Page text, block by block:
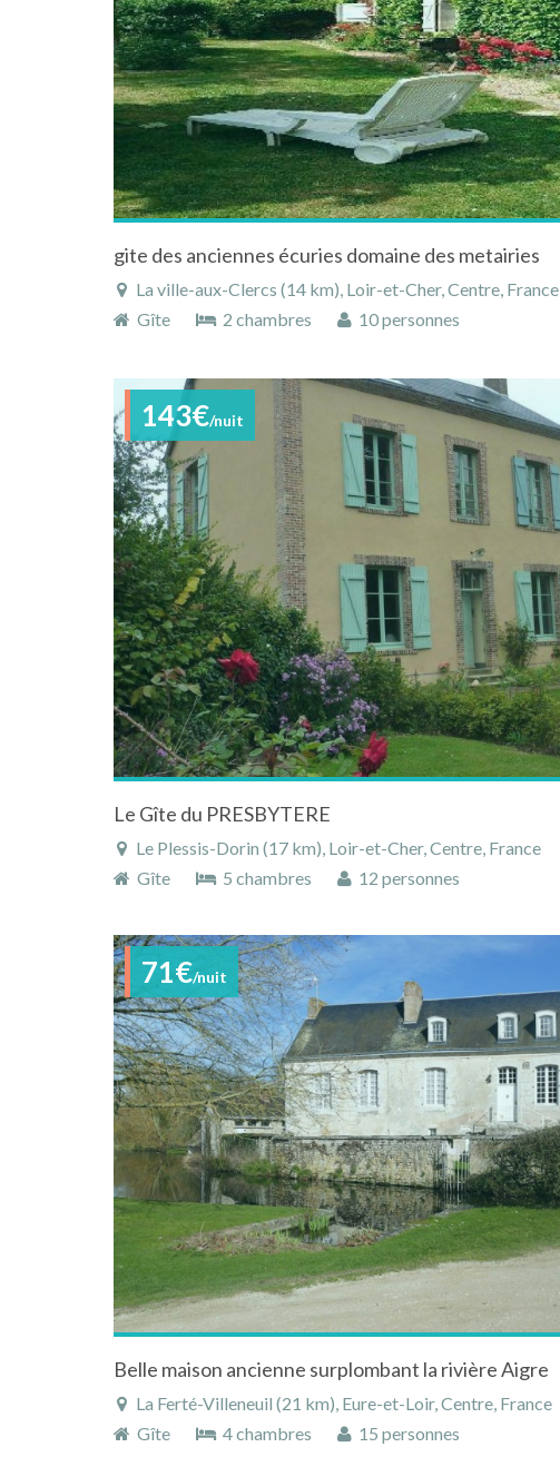
gite des anciennes écuries domaine des metairies
La ville-aux-Clercs (14 km), Loir-et-Cher, Centre, France
Gîte
2 chambres 10 personnes
143€/nuit
Le Gîte du PRESBYTERE
Le Plessis-Dorin (17 km), Loir-et-Cher, Centre, France
Gîte
5 chambres 12 personnes
71€/nuit
Belle maison ancienne surplombant la rivière Aigre
La Ferté-Villeneuil (21 km), Eure-et-Loir, Centre, France
Gîte
4 chambres 15 personnes